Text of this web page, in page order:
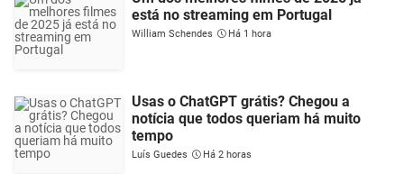
está no streaming em Portugal
William Schendes Há 1 hora
Usas o ChatGPT grátis? Chegou a
notícia que todos queriam há muito
tempo
Luís Guedes Há 2 horas